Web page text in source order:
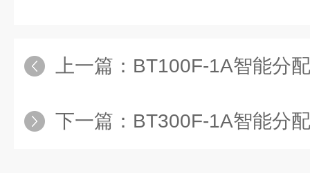
上一篇： BT100F-1A智能分
下一篇： BT300F-1A智能分